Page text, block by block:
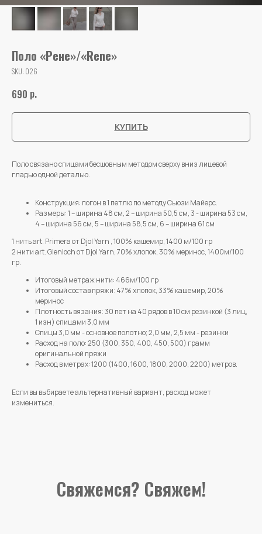
Поло «Рене»/«Rene»
SKU: 026
690 р.
КУПИТЬ
Поло связано спицами бесшовным методом сверху вниз лицевой
гладью одной деталью.
Конструкция: погон в 1 петлю по методу Сьюзи Майерс.
Размеры: 1 – ширина 48 см, 2 – ширина 50,5 см, 3 - ширина 53 см,
4 – ширина 56 см, 5 – ширина 58,5 см, 6 – ширина 61 см
1 нить art. Primera от Djol Yarn , 100% кашемир, 1400 м/100 гр
2 нити art. Glenloch от Djol Yarn, 70% хлопок, 30% меринос, 1400м/100
гр.
Итоговый метраж нити: 466м/100 гр
Итоговый состав пряжи: 47% хлопок, 33% кашемир, 20%
меринос
Плотность вязания: 30 пет на 40 рядов в 10 см резинкой (3 лиц,
1 изн) спицами 3,0 мм
Спицы 3,0 мм - основное полотно; 2,0 мм, 2,5 мм - резинки
Расход на поло: 250 (300, 350, 400, 450, 500) грамм
оригинальной пряжи
Расход в метрах: 1200 (1400, 1600, 1800, 2000, 2200) метров.
Если вы выбираете альтернативный вариант, расход может
измениться.
Свяжемся? Свяжем!